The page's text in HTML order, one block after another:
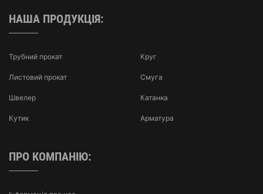
НАША ПРОДУКЦІЯ:
Трубний прокат
Листовий прокат
Швелер
Кутик
Круг
Смуга
Катанка
Арматура
ПРО КОМПАНІЮ: